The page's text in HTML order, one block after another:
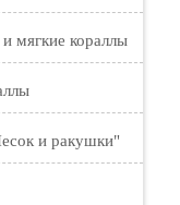
мягкие кораллы
и ракушки"